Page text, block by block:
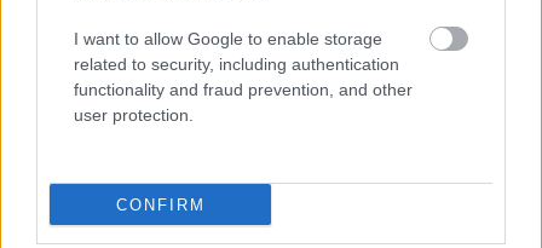
I want to allow Google to enable storage
related to security, including authentication
functionality and fraud prevention, and other
user protection.
CONFIRM
ΔΥΠΑ: 1.000 προσλήψεις με μισθό έως
1.250€ - Πού θα κάνετε αίτηση
ΑΣΕΠ: Νέος γραπτός διαγωνισμός -
Μόνιμοι στο υπουργείο Εξωτερικών